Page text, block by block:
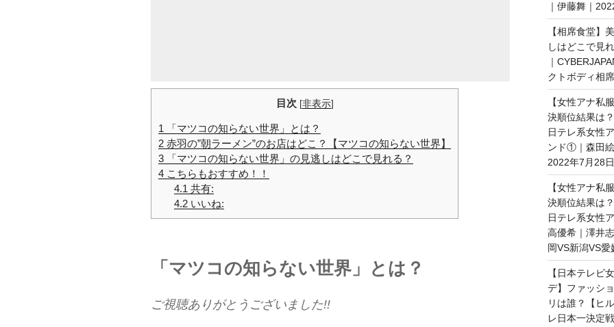
目次 [非表示]
1 「マツコの知らない世界」とは？
2 赤羽の”朝ラーメン”のお店はどこ？【マツコの知らない世界】
3 「マツコの知らない世界」の見逃しはどこで見れる？
4 こちらもおすすめ！！
4.1共有:
4.2いいね:
「マツコの知らない世界」とは？
ご視聴ありがとうございました!!
｜伊藤舞｜
【相席食堂】
しはどこで見
｜
クトボディ相
【女性アナ私
決順位結果は
日テレ系女性
ンド①｜森田
2022年7月28
【女性アナ私
決順位結果は
日テレ系女性
高優希｜澤井
岡VS新潟VS
【日本テレビ
デ】ファッシ
リは誰？【ヒ
レ日本一決定